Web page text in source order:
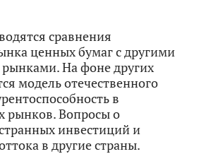
сравнения
ценных бумаг с другими
На фоне других
модель отечественного
в
рынков. Вопросы о
инвестиций и
в другие страны.